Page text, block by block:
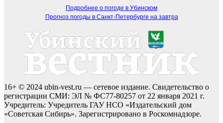
Подробнее о погоде в Убинском
Прогноз погоды в Санкт-Петербурге на завтра
16+ © 2024 ubin-vest.ru — сетевое издание. Свидетельство о
регистрации СМИ: ЭЛ № ФС77-80257 от 22 января 2021 г.
Учредитель: Учредитель ГАУ НСО «Издательский дом
«Советская Сибирь». Зарегистрировано в Роскомнадзоре.